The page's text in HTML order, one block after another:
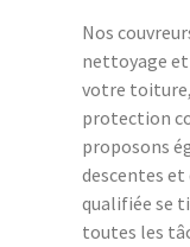
Nos
nettoyage
votre
protection
proposons
descentes et
qualifiée se
toutes les